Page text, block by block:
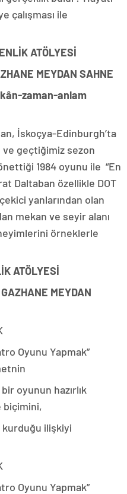
çalışması ile
ATÖLYESİ
MEYDAN SAHNE
zaman-anlam
İskoçya-Edinburgh’ta
ve geçtiğimiz sezon
1984 oyunu ile “En
Daltaban özellikle DOT
yanlarından olan
mekan ve seyir alanı
örneklerle
ATÖLYESİ
MEYDAN
Oyunu Yapmak”
oyunun hazırlık
biçimini,
kurduğu ilişkiyi
Oyunu Yapmak”